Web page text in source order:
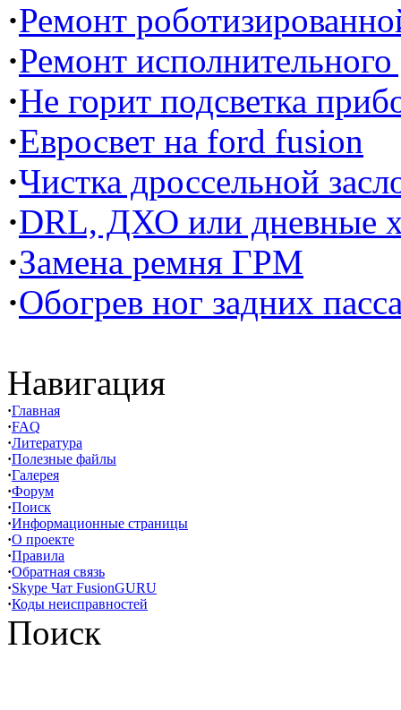
·Ремонт
·Ремонт
·Не горит подсветка
·Евросвет на ford fusion
·Чистка дроссельной
·DRL, ДХО или дневные
·Замена ремня ГРМ
·Обогрев ног задних
Навигация
·Главная
·FAQ
·Литература
·Полезные файлы
·Галерея
·Форум
·Поиск
·Информационные страницы
·О проекте
·Правила
·Обратная связь
·Skype Чат FusionGURU
·Коды неисправностей
Поиск